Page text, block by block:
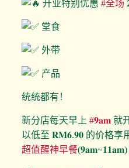
开业特别优惠 #全场
堂食
外带
产品
统统都有！
新分店每天早上 #𝟗𝐚𝐦就
以低至 𝐑𝐌𝟔.𝟗𝟎 的价格享
超值醒神早餐(𝟗𝐚𝐦~𝟏𝟏𝐚𝐦)